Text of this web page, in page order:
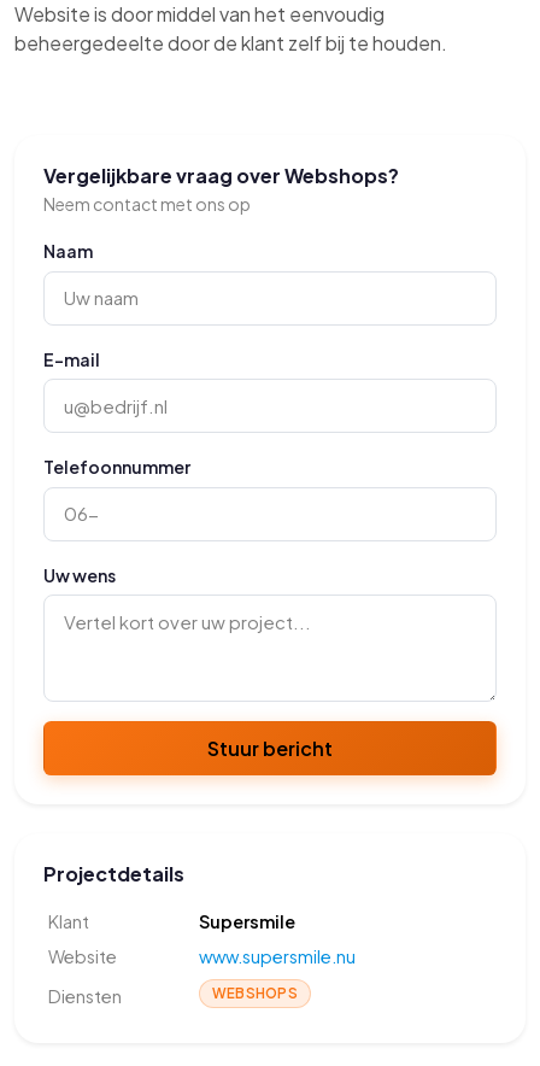
Website is door middel van het eenvoudig
beheergedeelte door de klant zelf bij te houden.
Vergelijkbare vraag over Webshops?
Neem contact met ons op
Naam
E-mail
Telefoonnummer
Uw wens
Stuur bericht
Projectdetails
Klant
Supersmile
Website
www.supersmile.nu
Diensten
WEBSHOPS